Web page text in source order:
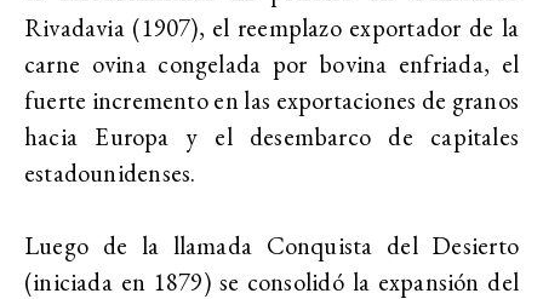
Rivadavia (1907), el reemplazo exportador de la
carne ovina congelada por bovina enfriada, el
fuerte incremento en las exportaciones de granos
hacia Europa y el desembarco de capitales
estadounidenses.
Luego de la llamada Conquista del Desierto
(iniciada en 1879) se consolidó la expansión del